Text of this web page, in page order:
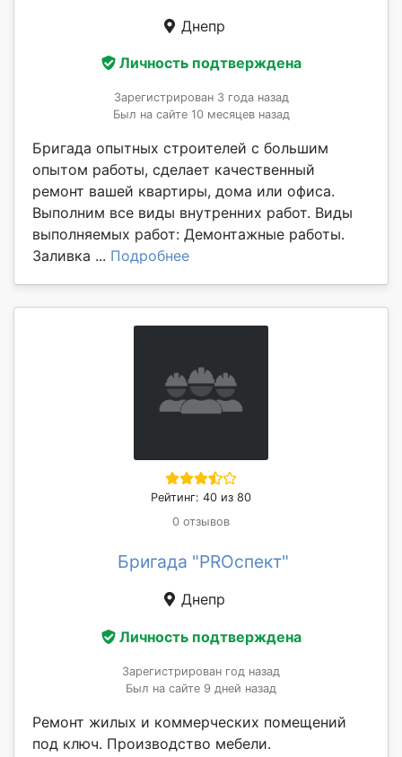
Днепр
Личность подтверждена
Зарегистрирован 3 года назад
Был на сайте 10 месяцев назад
Бригада опытных строителей с большим
опытом работы, сделает качественный
ремонт вашей квартиры, дома или офиса.
Выполним все виды внутренних работ. Виды
выполняемых работ: Демонтажные работы.
Заливка ... Подробнее
Рейтинг: 40 из 80
0 отзывов
Бригада "PROспект"
Днепр
Личность подтверждена
Зарегистрирован год назад
Был на сайте 9 дней назад
Ремонт жилых и коммерческих помещений
под ключ. Производство мебели.